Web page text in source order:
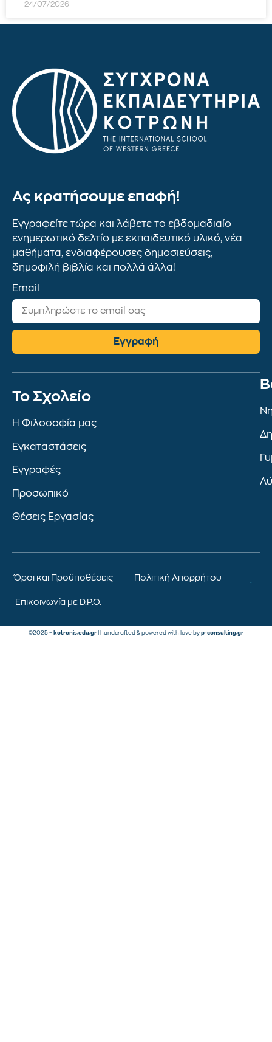
24/07/2026
Ας κρατήσουμε επαφή!
Εγγραφείτε τώρα και λάβετε το εβδομαδιαίο
ενημερωτικό δελτίο με εκπαιδευτικό υλικό, νέα
μαθήματα, ενδιαφέρουσες δημοσιεύσεις,
δημοφιλή βιβλία και πολλά άλλα!
Email
Εγγραφή
To Σχολείο
Η Φιλοσοφία μας
Εγκαταστάσεις
Εγγραφές
Προσωπικό
Θέσεις Εργασίας
Όροι και Προϋποθέσεις Πολιτική Απορρήτου
Επικοινωνία με D.P.O.
©2025 – kotronis.edu.gr | handcrafted & powered with love by p-consulting.gr